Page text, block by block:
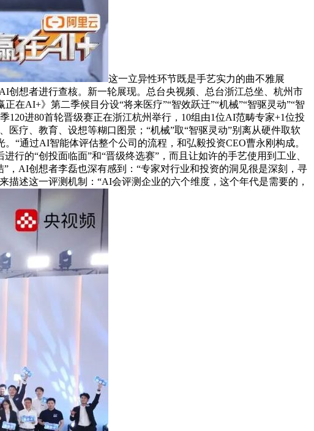
这一立异性环节既是手艺实力的曲不雅展
创想者进行查核。新一轮展现。总台央视频、总台浙江总坐、杭州市
在AI+》第二季候目分设“将来医疗”“智效跃迁”“机械”“智驱灵动”“智
120进80首轮晋级赛正在浙江杭州举行，10组由1位AI范畴专家+1位投
疗、教育、设想等糊口图景；“机械”取“智驱灵动”别离从硬件取软
“通过AI智能体评估整个公司的流程，和弘毅投资CEO曹永刚构成。
行的“创投面临面”和“晋级终选赛”，而且让如许的手艺使用到工业、
，AI创想者李磊也深有感到：“专家对行业和投资的洞见很是深刻，寻
述这一评测机制：“AI会评测企业的六个维度，这个年代是需要的，